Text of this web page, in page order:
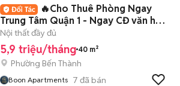
🔥Cho Thuê Phòng Ngay
Trung Tâm Quận 1 - Ngay CĐ văn hoá
nghệ Thuật
Nội thất đầy đủ
5,9 triệu/tháng 40 m²
Phường Bến Thành
Boon Apartments 7 đã bán